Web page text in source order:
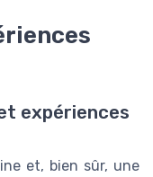
expériences
et, bien sûr, une